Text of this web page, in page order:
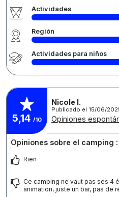
Actividades
Región
Actividades para niños
5,14 /10
Nicole I.
Publicado el 15/06/
Opiniones
Opiniones sobre el camping :
Rien
Ce camping ne vaut pas ses 4
animation, juste un bar, pas de